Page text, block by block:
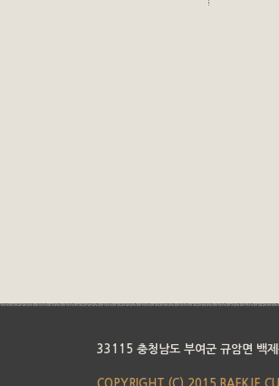
33115 충청남도 부여군 규암면 백